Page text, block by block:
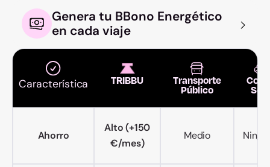
Genera tu BBono Energético
en cada viaje
Característica TRIBBU Transporte
Público Solo
Ahorro
Alto (+150
€/mes)
Medio